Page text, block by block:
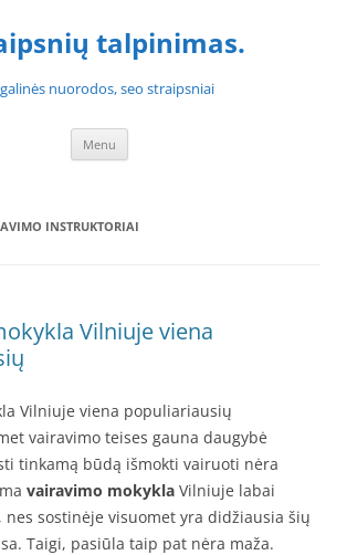
talpinimas.
nuorodos, seo straipsniai
Menu
INSTRUKTORIAI
Vilniuje viena
Vilniuje viena populiariausių
vairavimo teises gauna daugybė
tinkamą būdą išmokti vairuoti nėra
vairavimo mokykla Vilniuje labai
sostinėje visuomet yra didžiausia šių
Taigi, pasiūla taip pat nėra maža.